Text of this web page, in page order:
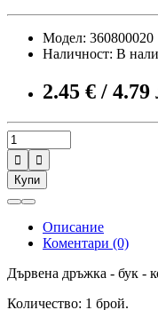
Модел: 360800020
Наличност: В
2.45 € / 4.79


Купи
Описание
Коментари (0)
Дървена дръжка - бук -
Количество: 1 брой.